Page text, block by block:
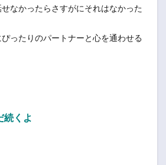
なかったらさすがにそれはなかった
ったりのパートナーと心を通わせる
続くよ